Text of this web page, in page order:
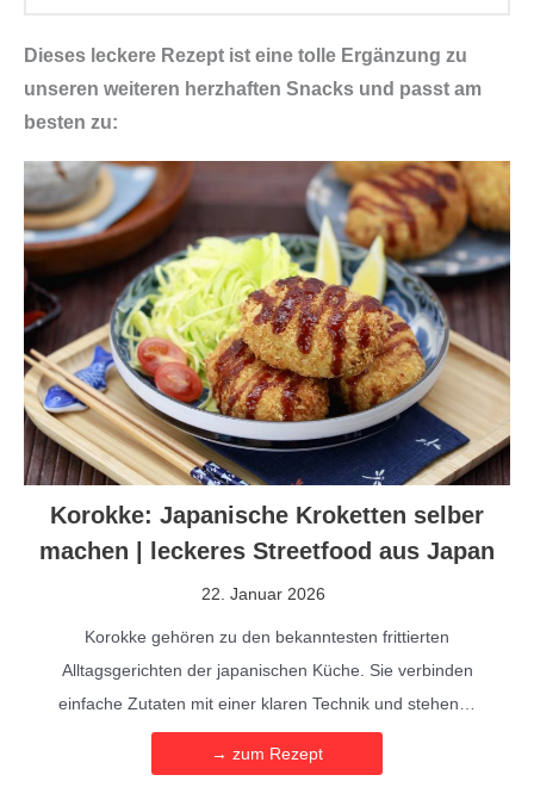
Dieses leckere Rezept ist eine tolle Ergänzung zu
unseren weiteren herzhaften Snacks und passt am
besten zu:
Korokke: Japanische Kroketten selber
machen | leckeres Streetfood aus Japan
22. Januar 2026
Korokke gehören zu den bekanntesten frittierten
Alltagsgerichten der japanischen Küche. Sie verbinden
einfache Zutaten mit einer klaren Technik und stehen…
→ zum Rezept